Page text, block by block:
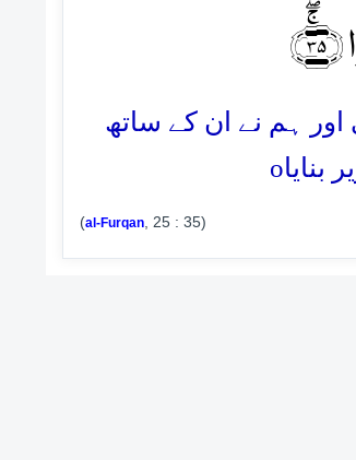
اور ہم نے ان کے ساتھ
o
(al-Furqan, 25 : 35)